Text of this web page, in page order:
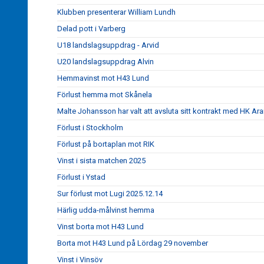
Klubben presenterar William Lundh
Delad pott i Varberg
U18 landslagsuppdrag - Arvid
U20 landslagsuppdrag Alvin
Hemmavinst mot H43 Lund
Förlust hemma mot Skånela
Malte Johansson har valt att avsluta sitt kontrakt med HK
Förlust i Stockholm
Förlust på bortaplan mot RIK
Vinst i sista matchen 2025
Förlust i Ystad
Sur förlust mot Lugi 2025.12.14
Härlig udda-målvinst hemma
Vinst borta mot H43 Lund
Borta mot H43 Lund på Lördag 29 november
Vinst i Vinsöv